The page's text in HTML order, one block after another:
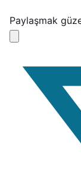
Paylaşmak